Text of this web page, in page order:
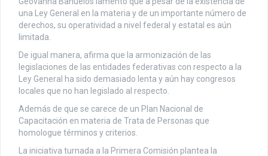
una Ley General en la materia y de un importante número de
derechos, su operatividad a nivel federal y estatal es aún
limitada.
De igual manera, afirma que la armonización de las
legislaciones de las entidades federativas con respecto a la
Ley General ha sido demasiado lenta y aún hay congresos
locales que no han legislado al respecto.
Además de que se carece de un Plan Nacional de
Capacitación en materia de Trata de Personas que
homologue términos y criterios.
La iniciativa turnada a la Primera Comisión plantea la